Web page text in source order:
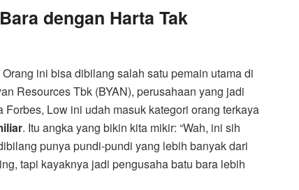
dengan Harta Tak
ini bisa dibilang salah satu pemain utama di
Resources Tbk (BYAN), perusahaan yang jadi
Low ini udah masuk kategori orang terkaya
. Itu angka yang bikin kita mikir: “Wah, ini sih
punya pundi-pundi yang lebih banyak dari
tapi kayaknya jadi pengusaha batu bara lebih